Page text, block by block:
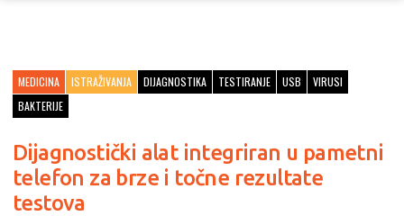
MEDICINA ISTRAŽIVANJA DIJAGNOSTIKA TESTIRANJE USB
VIRUSI
BAKTERIJE
Dijagnostički alat integriran u pametni
telefon za brze i točne rezultate
testova